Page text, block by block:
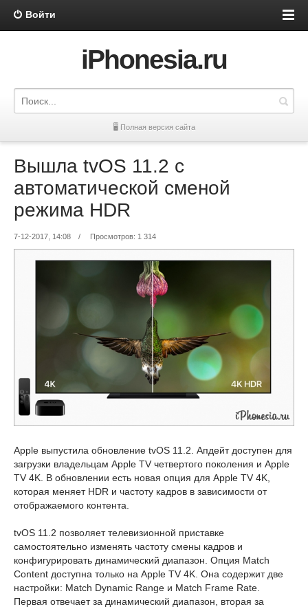
Войти
iPhonesia.ru
🖥 Полная версия сайта
Вышла tvOS 11.2 с
автоматической сменой
режима HDR
7-12-2017, 14:08 / Просмотров: 1 314
Apple выпустила обновление tvOS 11.2. Апдейт доступен для
загрузки владельцам Apple TV четвертого поколения и Apple
TV 4K. В обновлении есть новая опция для Apple TV 4K,
которая меняет HDR и частоту кадров в зависимости от
отображаемого контента.
tvOS 11.2 позволяет телевизионной приставке
самостоятельно изменять частоту смены кадров и
конфигурировать динамический диапазон. Опция Match
Content доступна только на Apple TV 4K. Она содержит две
настройки: Match Dynamic Range и Match Frame Rate.
Первая отвечает за динамический диапазон, вторая за